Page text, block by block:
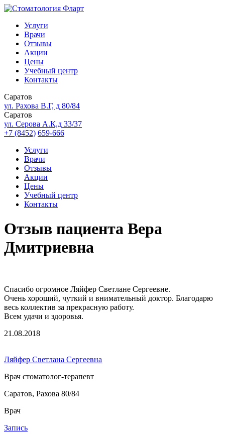
Услуги
Врачи
Отзывы
Акции
Цены
Учебный центр
Контакты
Саратов
ул. Рахова В.Г, д 80/84
Саратов
ул. Серова А.К,д 33/37
+7 (8452) 659-666
Услуги
Врачи
Отзывы
Акции
Цены
Учебный центр
Контакты
Отзыв пациента Вера
Дмитриевна
Спасибо огромное Ляйфер Светлане Сергеевне.
Очень хороший, чуткий и внимательный доктор. Благодарю
весь коллектив за прекрасную работу.
Всем удачи и здоровья.
21.08.2018
Ляйфер Светлана Сергеевна
Врач стоматолог-терапевт
Саратов, Рахова 80/84
Врач
Запись